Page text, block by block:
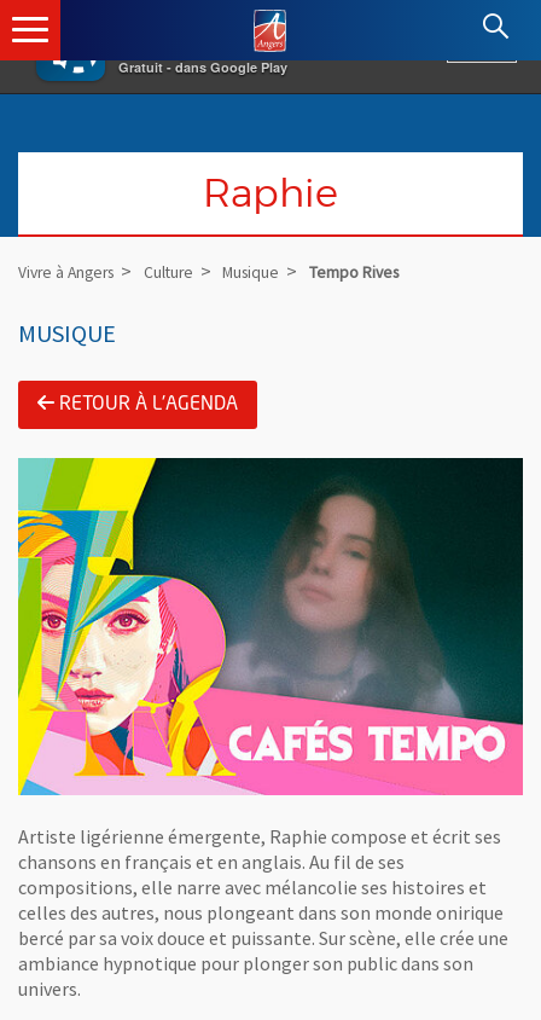
×
Gratuit - dans Google Play
Angers.fr : Retour à l'accueil
Raphie
Vivre à Angers Culture Musique Tempo Rives
MUSIQUE
RETOUR À L'AGENDA
Artiste ligérienne émergente, Raphie compose et écrit ses
chansons en français et en anglais. Au fil de ses
compositions, elle narre avec mélancolie ses histoires et
celles des autres, nous plongeant dans son monde onirique
bercé par sa voix douce et puissante. Sur scène, elle crée une
ambiance hypnotique pour plonger son public dans son
univers.